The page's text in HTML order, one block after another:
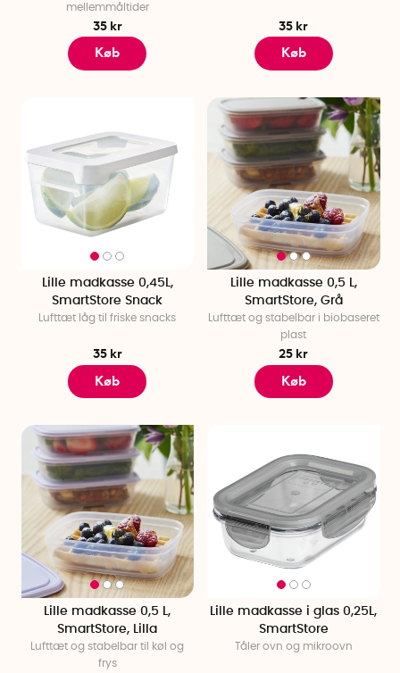
mellemmåltider
35 kr
Køb
35 kr
Køb
Lille madkasse 0,45L,
SmartStore Snack
Lufttæt låg til friske snacks
35 kr
Køb
Lille madkasse 0,5 L,
SmartStore, Grå
Lufttæt og stabelbar i biobaseret
plast
25 kr
Køb
Lille madkasse 0,5 L,
SmartStore, Lilla
Lufttæt og stabelbar til køl og
frys
Lille madkasse i glas 0,25L,
SmartStore
Tåler ovn og mikroovn